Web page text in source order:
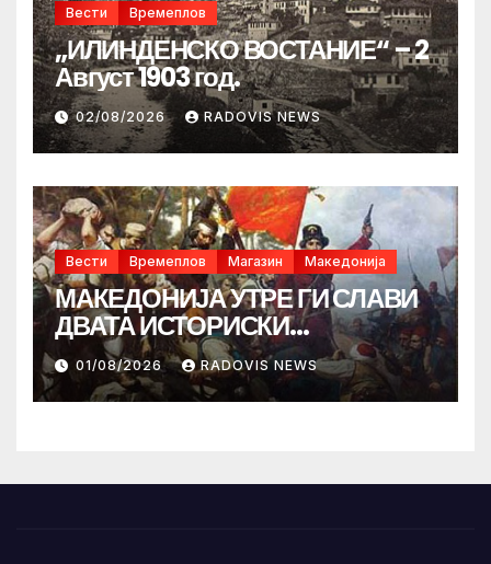
Вести Времеплов
„ИЛИНДЕНСКО ВОСТАНИЕ“ – 2
Август 1903 год.
02/08/2026 RADOVIS NEWS
Вести Времеплов Магазин Македонија
МАКЕДОНИЈА УТРЕ ГИ СЛАВИ
ДВАТА ИСТОРИСКИ
ИЛИНДЕНА!
01/08/2026 RADOVIS NEWS